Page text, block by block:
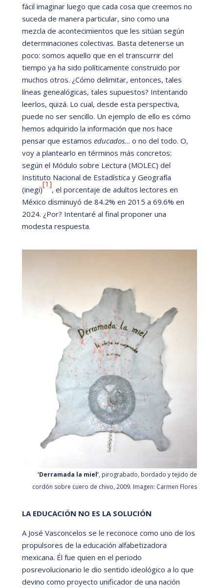
fácil imaginar luego que cada cosa que creemos no
suceda de manera particular, sino como una
mezcla de acontecimientos que les sitúan según
determinaciones colectivas. Basta detenerse un
poco: somos aquello que en el transcurrir del
tiempo ya ha sido políticamente construido por
muchos otros. ¿Cómo delimitar, entonces, tales
líneas genealógicas, tales supuestos? Intentando
leerlos, quizá. Lo cual, desde esta perspectiva,
puede no ser sencillo. Un ejemplo de ello es cómo
hemos adquirido la información que nos hace
pensar que estamos educados… o no del todo. O,
voy a plantearlo en términos más concretos:
según el Módulo sobre Lectura (MOLEC) del
Instituto Nacional de Estadística y Geografía
(inegi)
[1]
, el porcentaje de adultos lectores en
México disminuyó de 84.2% en 2015 a 69.6% en
2024. ¿Por? Intentaré al final proponer una
modesta respuesta.
‘Derramada la miel’, pirograbado, bordado y tejido de
cordón sobre cuero de chivo, 2009. Imagen: Carmen Flores
LA EDUCACIÓN NO ES LA SOLUCIÓN
A José Vasconcelos se le reconoce como uno de los
propulsores de la educación alfabetizadora
mexicana. Él fue quien en el periodo
posrevolucionario le dio sentido ideológico a lo que
devino como proyecto unificador de una nación